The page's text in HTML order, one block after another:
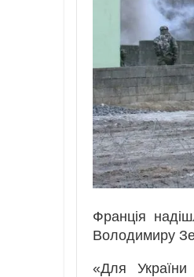
Франція
Володимиру
«Для